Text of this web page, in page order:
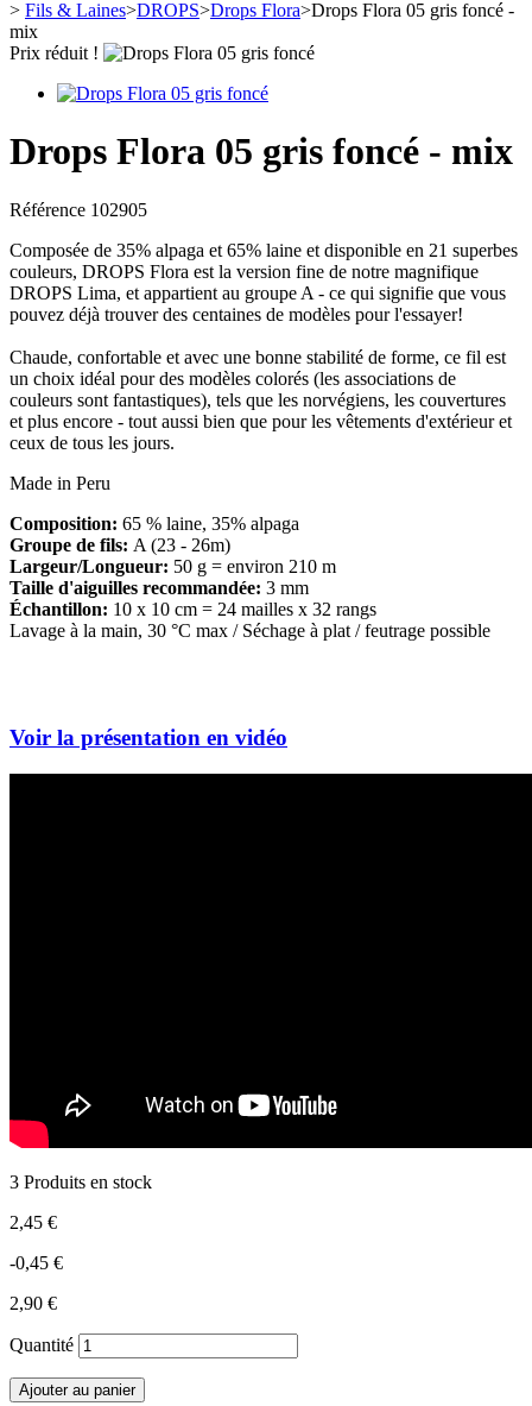
> Fils & Laines>DROPS>Drops Flora>Drops Flora 05 gris foncé -
mix
Prix réduit !
Drops Flora 05 gris foncé - mix
Référence 102905
Composée de 35% alpaga et 65% laine et disponible en 21 superbes
couleurs, DROPS Flora est la version fine de notre magnifique
DROPS Lima, et appartient au groupe A - ce qui signifie que vous
pouvez déjà trouver des centaines de modèles pour l'essayer!
Chaude, confortable et avec une bonne stabilité de forme, ce fil est
un choix idéal pour des modèles colorés (les associations de
couleurs sont fantastiques), tels que les norvégiens, les couvertures
et plus encore - tout aussi bien que pour les vêtements d'extérieur et
ceux de tous les jours.
Made in Peru
Composition: 65 % laine, 35% alpaga
Groupe de fils: A (23 - 26m)
Largeur/Longueur: 50 g = environ 210 m
Taille d'aiguilles recommandée: 3 mm
Échantillon: 10 x 10 cm = 24 mailles x 32 rangs
Lavage à la main, 30 °C max / Séchage à plat / feutrage possible
Voir la présentation en vidéo
3 Produits en stock
2,45 €
-0,45 €
2,90 €
Quantité
Ajouter au panier